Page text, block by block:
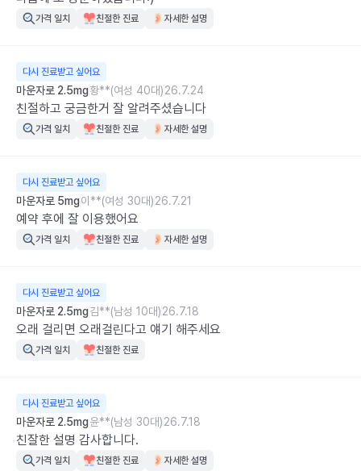
가격 일치 친절한 진료 자세한 설명
다시 진료받고 싶어요
마운자로 2.5mg황**(여성 40대)26.7.24
친절하고 궁금한거 잘 알려주셨습니다
가격 일치 친절한 진료 자세한 설명
다시 진료받고 싶어요
마운자로 5mg이**(여성 30대)26.7.21
예약 후에 잘 이용했어요
가격 일치 친절한 진료 자세한 설명
다시 진료받고 싶어요
마운자로 2.5mg김**(남성 10대)26.7.18
오래 걸리면 오래걸린다고 얘기 해주세요
가격 일치 친절한 진료
다시 진료받고 싶어요
마운자로 2.5mg윤**(남성 30대)26.7.18
친잘한 설명 감사합니다.
가격 일치 친절한 진료 자세한 설명